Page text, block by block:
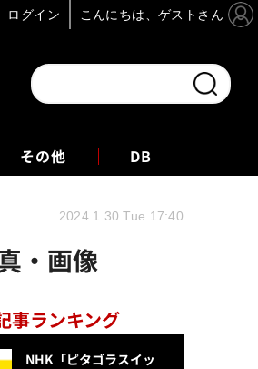
その他 DB
・画像
2024.1.30 Tue 17:40
事ランキング
NHK「ピタゴラスイッ
ログイン こんにちは、ゲストさん